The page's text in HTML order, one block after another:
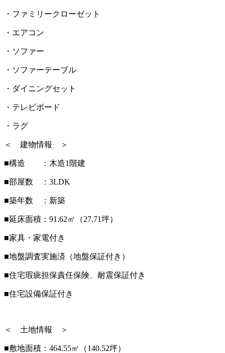
・ファミリークローゼット
・エアコン
・ソファー
・ソファーテーブル
・ダイニングセット
・テレビボード
・ラグ
＜ 建物情報 ＞
■構造 ：木造1階建
■部屋数 ：3LDK
■築年数 ：新築
■延床面積：91.62㎡（27.71坪）
■家具・家電付き
■地盤調査実施済（地盤保証付き）
■住宅瑕疵担保責任保険、耐震保証付き
■住宅設備保証付き
＜ 土地情報 ＞
■敷地面積：464.55㎡（140.52坪）